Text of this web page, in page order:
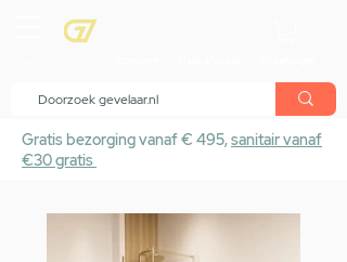
Gratis bezorging vanaf € 495,sanitair vanaf
€30 gratis